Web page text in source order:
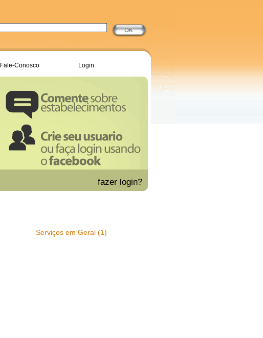
Fale-Conosco Login
fazer login?
Serviços em Geral (1)